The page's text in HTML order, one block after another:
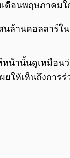
ดือนพฤษภาคมใ
ล้านดอลลาร์
น้านั้นดูเหมือน
ผยให้เห็นถึงการ